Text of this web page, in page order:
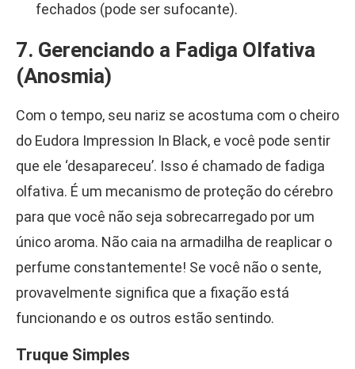
fechados (pode ser sufocante).
7. Gerenciando a Fadiga Olfativa
(Anosmia)
Com o tempo, seu nariz se acostuma com o cheiro
do Eudora Impression In Black, e você pode sentir
que ele ‘desapareceu’. Isso é chamado de fadiga
olfativa. É um mecanismo de proteção do cérebro
para que você não seja sobrecarregado por um
único aroma. Não caia na armadilha de reaplicar o
perfume constantemente! Se você não o sente,
provavelmente significa que a fixação está
funcionando e os outros estão sentindo.
Truque Simples